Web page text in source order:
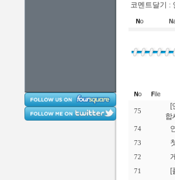
코멘트달기 :
75
[
합
74
73
72
71 [